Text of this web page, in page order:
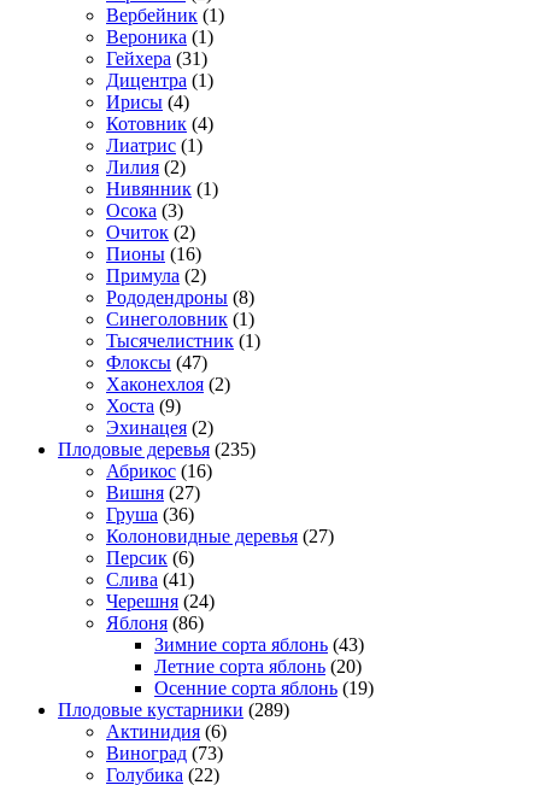
Вербейник (1)
Вероника (1)
Гейхера (31)
Дицентра (1)
Ирисы (4)
Котовник (4)
Лиатрис (1)
Лилия (2)
Нивянник (1)
Осока (3)
Очиток (2)
Пионы (16)
Примула (2)
Рододендроны (8)
Синеголовник (1)
Тысячелистник (1)
Флоксы (47)
Хаконехлоя (2)
Хоста (9)
Эхинацея (2)
Плодовые деревья (235)
Абрикос (16)
Вишня (27)
Груша (36)
Колоновидные деревья (27)
Персик (6)
Слива (41)
Черешня (24)
Яблоня (86)
Зимние сорта яблонь (43)
Летние сорта яблонь (20)
Осенние сорта яблонь (19)
Плодовые кустарники (289)
Актинидия (6)
Виноград (73)
Голубика (22)